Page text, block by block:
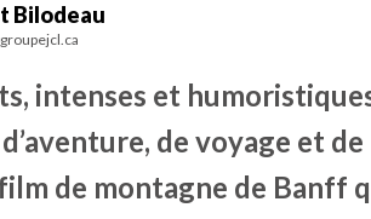
Bilodeau
intenses et
de voyage et
de montagne de Banff